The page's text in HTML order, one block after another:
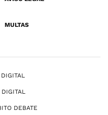
MULTAS
DIGITAL
DIGITAL
DEBATE